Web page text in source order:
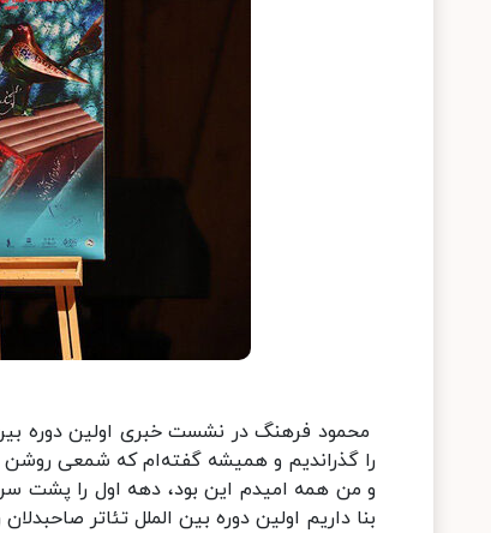
محمود فرهنگ در نشست خبری اولین دوره
را گذراندیم و همیشه گفته‌ام که شمعی
و من همه امیدم این بود، دهه اول را پشت سر
بنا داریم اولین دوره بین الملل تئاتر صاحبدلان